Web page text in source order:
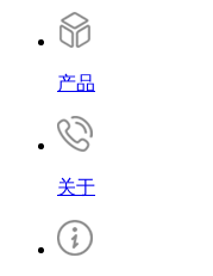
产品
关于